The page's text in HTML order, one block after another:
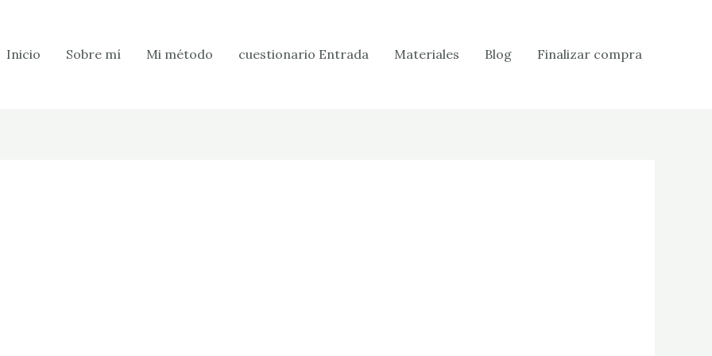
Inicio Sobre mí Mi método cuestionario Entrada Materiales Blog Finalizar compra